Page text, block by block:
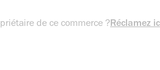
de ce commerce ?Réclamez